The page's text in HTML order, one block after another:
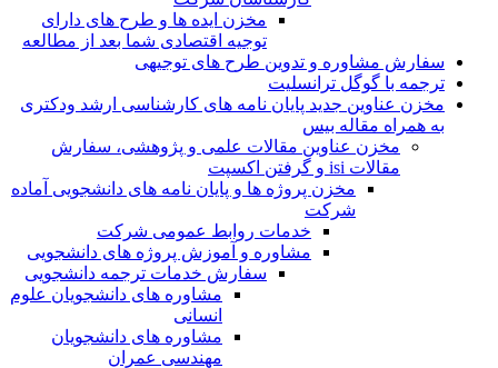
مخزن ایده ها و طرح های دارای
توجیه اقتصادی شما بعد از مطالعه
سفارش مشاوره و تدوین طرح های توجیهی
ترجمه با گوگل ترانسلیت
مخزن عناوین جدید پایان نامه های کارشناسی ارشد ودکتری
به همراه مقاله بیس
مخزن عناوین مقالات علمی و پژوهشی، سفارش
مقالات isi و گرفتن اکسپت
مخزن پروژه ها و پایان نامه های دانشجویی آماده
شرکت
خدمات روابط عمومی شرکت
مشاوره و آموزش پروژه های دانشجویی
سفارش خدمات ترجمه دانشجویی
مشاوره های دانشجویان علوم
انسانی
مشاوره های دانشجویان
مهندسی عمران